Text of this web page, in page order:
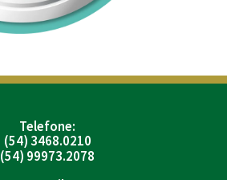
Telefone:
(54) 3468.0210
(54) 99973.2078